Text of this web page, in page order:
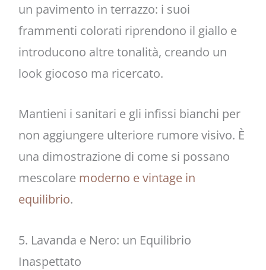
un pavimento in terrazzo: i suoi
frammenti colorati riprendono il giallo e
introducono altre tonalità, creando un
look giocoso ma ricercato.
Mantieni i sanitari e gli infissi bianchi per
non aggiungere ulteriore rumore visivo. È
una dimostrazione di come si possano
mescolare moderno e vintage in
equilibrio.
5. Lavanda e Nero: un Equilibrio
Inaspettato